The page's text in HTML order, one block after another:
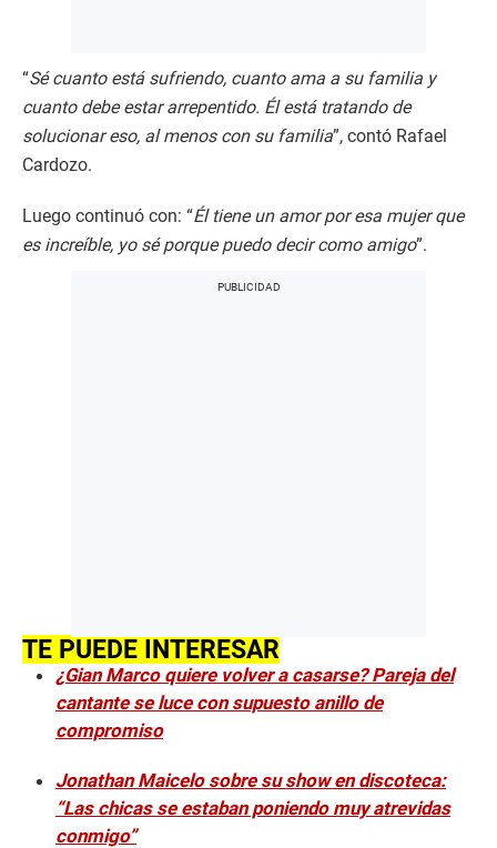
“Sé cuanto está sufriendo, cuanto ama a su familia y
cuanto debe estar arrepentido. Él está tratando de
solucionar eso, al menos con su familia”, contó Rafael
Cardozo.
Luego continuó con: “Él tiene un amor por esa mujer que
es increíble, yo sé porque puedo decir como amigo”.
TE PUEDE INTERESAR
¿Gian Marco quiere volver a casarse? Pareja del
cantante se luce con supuesto anillo de
compromiso
Jonathan Maicelo sobre su show en discoteca:
“Las chicas se estaban poniendo muy atrevidas
conmigo”